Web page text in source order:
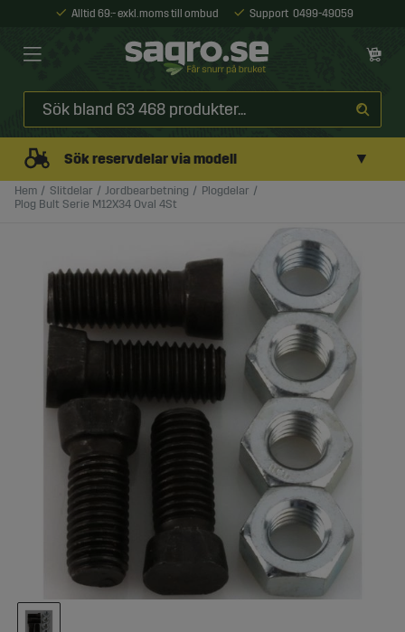
Alltid 69:- exkl. moms till ombud Support 0499-49059
Sök reservdelar via modell ▼
Hem Slitdelar Jordbearbetning
Plogdelar
Plog Bult Serie M12X34 Oval 4St